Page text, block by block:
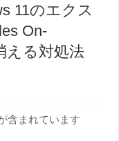
11のエクス
On-
える対処法
含まれています